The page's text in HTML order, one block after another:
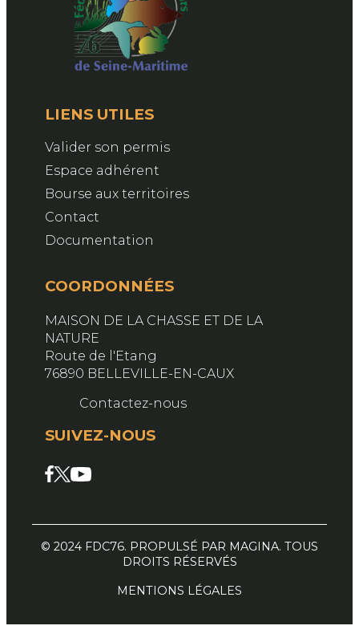
LIENS UTILES
Valider son permis
Espace adhérent
Bourse aux territoires
Contact
Documentation
COORDONNÉES
MAISON DE LA CHASSE ET DE LA
NATURE
Route de l'Etang
76890 BELLEVILLE-EN-CAUX
Contactez-nous
SUIVEZ-NOUS
Facebook
X YouTube
© 2024 FDC76. PROPULSÉ PAR MAGINA. TOUS
DROITS RÉSERVÉS
MENTIONS LÉGALES